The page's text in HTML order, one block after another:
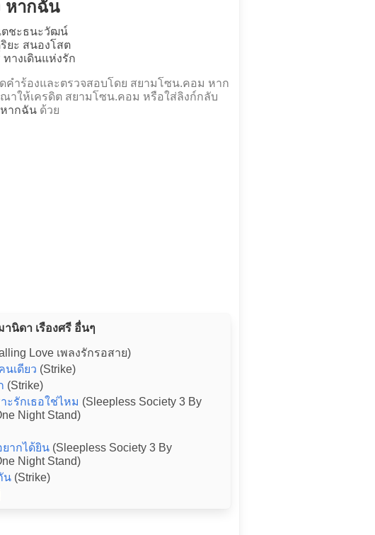
หากฉัน
ตชะธนะวัฒน์
ริยะ สนองโสต
างเดินแห่งรัก
คำร้องและตรวจสอบโดย สยามโซน.คอม หาก
าให้เครดิต สยามโซน.คอม หรือใส่ลิงก์กลับ
หากฉัน ด้วย
านิดา เรืองศรี อื่นๆ
Love เพลงรักรอสาย)
นเดียว (Strike)
(Strike)
ะรักเธอใช่ไหม (Sleepless Society 3 By
Night Stand)
ากได้ยิน (Sleepless Society 3 By
Night Stand)
น (Strike)